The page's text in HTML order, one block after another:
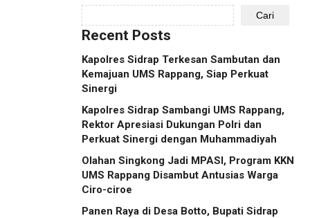
Cari
Recent Posts
Kapolres Sidrap Terkesan Sambutan dan
Kemajuan UMS Rappang, Siap Perkuat
Sinergi
Kapolres Sidrap Sambangi UMS Rappang,
Rektor Apresiasi Dukungan Polri dan
Perkuat Sinergi dengan Muhammadiyah
Olahan Singkong Jadi MPASI, Program KKN
UMS Rappang Disambut Antusias Warga
Ciro-ciroe
Panen Raya di Desa Botto, Bupati Sidrap